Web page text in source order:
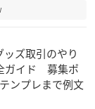
ズ取引のやり
ガイド 募集ポ
ンプレまで例文